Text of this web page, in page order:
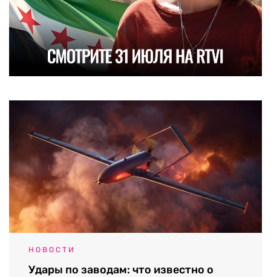
НОВОСТИ
Удары по заводам: что известно о